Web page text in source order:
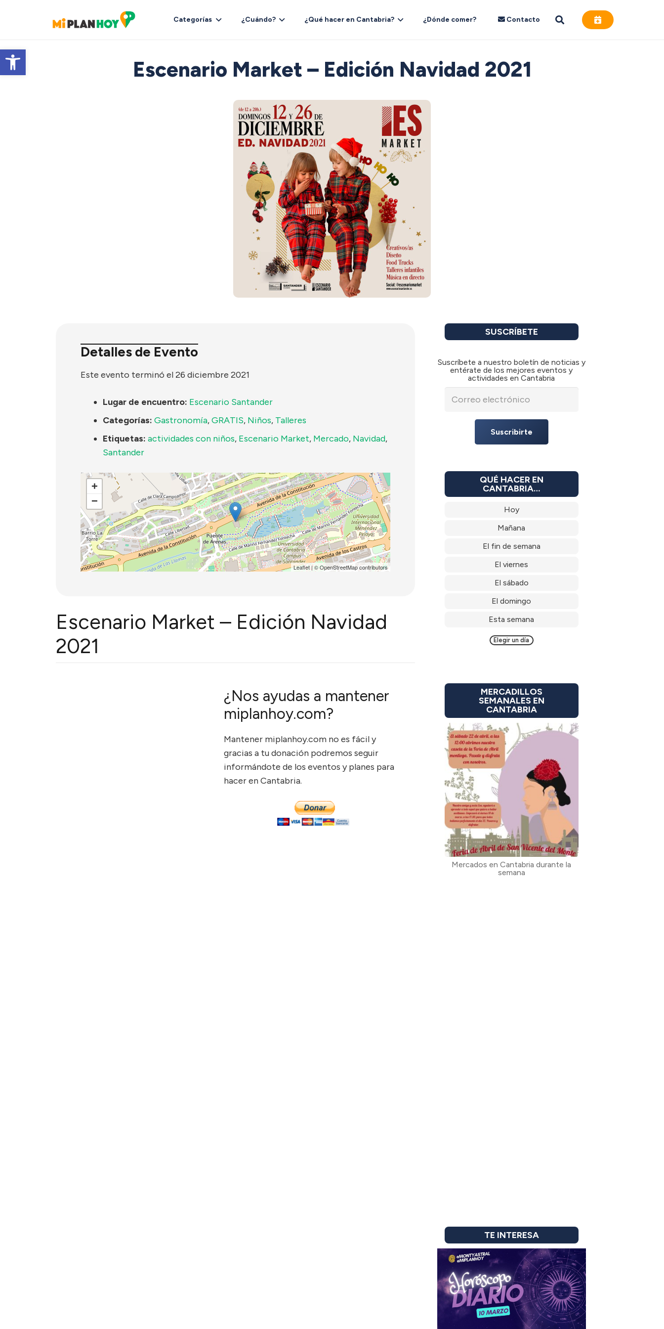
Abrir barra de herramientas
Categorías ¿Cuándo? ¿Qué hacer en Cantabria? ¿Dónde comer? Contacto
Escenario Market – Edición Navidad 2021
Detalles de Evento
Este evento terminó el 26 diciembre 2021
Lugar de encuentro: Escenario Santander
Categorías: Gastronomía,GRATIS, Niños, Talleres
Etiquetas: actividades con niños, Escenario Market, Mercado, Navidad,
Santander
+
−
Leaflet| ©OpenStreetMapcontributors
Escenario Market – Edición Navidad
2021
¿Nos ayudas a mantener
miplanhoy.com?
Mantener miplanhoy.com no es fácil y
gracias a tu donación podremos seguir
informándote de los eventos y planes para
hacer en Cantabria.
SUSCRÍBETE
Suscríbete a nuestro boletín de noticias y
entérate de los mejores eventos y
actividades en Cantabria
Suscribirte
QUÉ HACER EN
CANTABRIA…
Hoy
Mañana
El fin de semana
El viernes
El sábado
El domingo
Esta semana
Elegir un día
MERCADILLOS
SEMANALES EN
CANTABRIA
Mercados en Cantabria durante la
semana
TE INTERESA